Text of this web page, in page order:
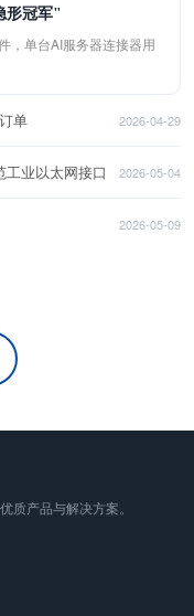
形冠军"
，单台AI服务器连接器用
单 2026-04-29
业以太网接口 2026-05-04
2026-05-09
质产品与解决方案。